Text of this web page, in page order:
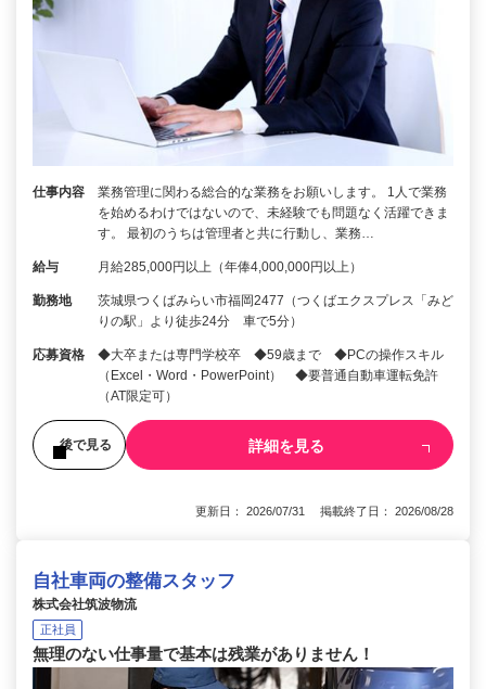
仕事内容
業務管理に関わる総合的な業務をお願いします。 1人で業務
を始めるわけではないので、未経験でも問題なく活躍できま
す。 最初のうちは管理者と共に行動し、業務…
給与 月給285,000円以上（年俸4,000,000円以上）
勤務地
茨城県つくばみらい市福岡2477（つくばエクスプレス「みど
りの駅」より徒歩24分 車で5分）
応募資格
◆大卒または専門学校卒 ◆59歳まで ◆PCの操作スキル
（Excel・Word・PowerPoint） ◆要普通自動車運転免許
（AT限定可）
後で見る 詳細を見る
更新日： 2026/07/31 掲載終了日： 2026/08/28
自社車両の整備スタッフ
株式会社筑波物流
正社員
無理のない仕事量で基本は残業がありません！